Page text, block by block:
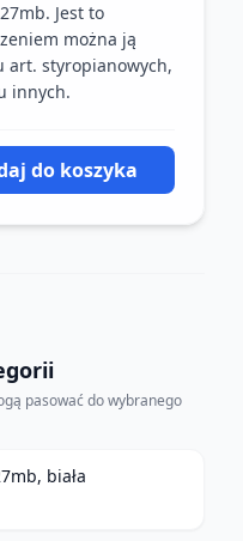
Jest to
można ją
art. styropianowych,
innych.
do koszyka
pasować do wybranego
biała